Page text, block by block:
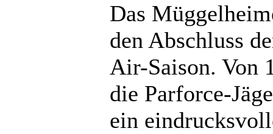
Das
den Abschluss
Air-Saison. Von
die Parforce-
ein